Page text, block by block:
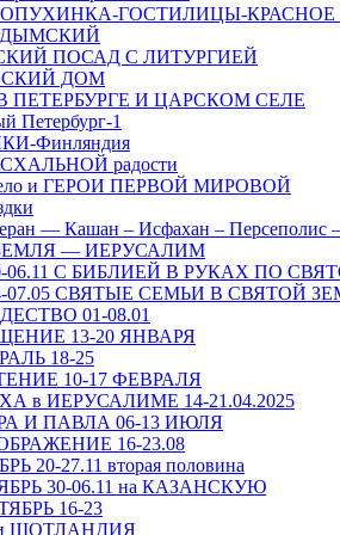
ГОСТИЛИЦЫ-КРАСНОЕ
ПОСАД С ЛИТУРГИЕЙ
ДОМ
ПЕТЕРБУРГЕ И ЦАРСКОМ СЕЛЕ
Петербург-1
Финляндия
радости
и ГЕРОИ ПЕРВОЙ МИРОВОЙ
— Кашан – Исфахан –
— ИЕРУСАЛИМ
06.11 С БИБЛИЕЙ В РУКАХ ПО
07.05 СВЯТЫЕ СЕМЬИ В СВЯТОЙ
01-08.01
13-20 ЯНВАРЯ
18-25
10-17 ФЕВРАЛЯ
в ИЕРУСАЛИМЕ 14-21.04.2025
И ПАВЛА 06-13 ИЮЛЯ
16-23.08
20-27.11 вторая половина
30-06.11 на КАЗАНСКУЮ
16-23
ШОТЛАНДИЯ